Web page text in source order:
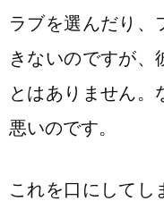
ラブを選んだり、
きないのですが、
とはありません。
悪いのです。
これを口にしてし